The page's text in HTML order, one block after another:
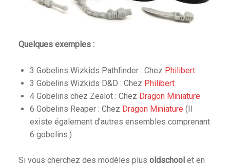
Quelques exemples :
3 Gobelins Wizkids Pathfinder : Chez Philibert
3 Gobelins Wizkids D&D : Chez Philibert
4 Gobelins chez Zealot : Chez Dragon Miniature
6 Gobelins Reaper : Chez Dragon Miniature (Il
existe également d'autres ensembles comprenant
6 gobelins.)
Si vous cherchez des modèles plus oldschool et en